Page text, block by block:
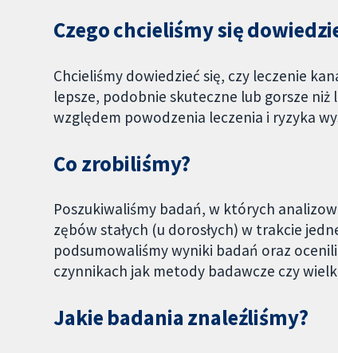
Czego chcieliśmy się
Chcieliśmy dowiedzieć się, czy leczenie
lepsze, podobnie skuteczne lub gorsze
względem powodzenia leczenia i ryzyka
Co zrobiliśmy?
Poszukiwaliśmy badań, w których
zębów stałych (u dorosłych) w trakcie
podsumowaliśmy wyniki badań oraz
czynnikach jak metody badawcze czy
Jakie badania znaleźliśmy?